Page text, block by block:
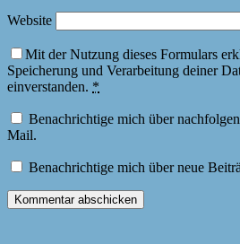
Website
Mit der Nutzung dieses Formulars
Speicherung und Verarbeitung deiner
einverstanden. *
Benachrichtige mich über
Mail.
Benachrichtige mich über neue